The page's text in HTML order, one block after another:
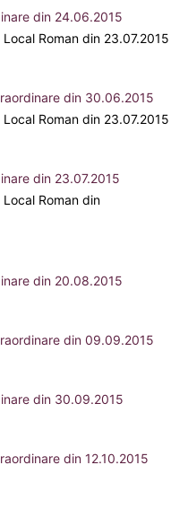
din 24.06.2015
Roman din 23.07.2015
din 30.06.2015
Roman din 23.07.2015
din 23.07.2015
Roman din
din 20.08.2015
din 09.09.2015
din 30.09.2015
din 12.10.2015